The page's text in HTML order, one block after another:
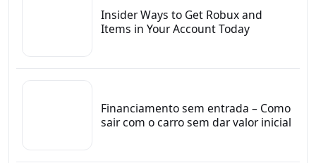
Insider Ways to Get Robux and
Items in Your Account Today
Financiamento sem entrada – Como
sair com o carro sem dar valor inicial